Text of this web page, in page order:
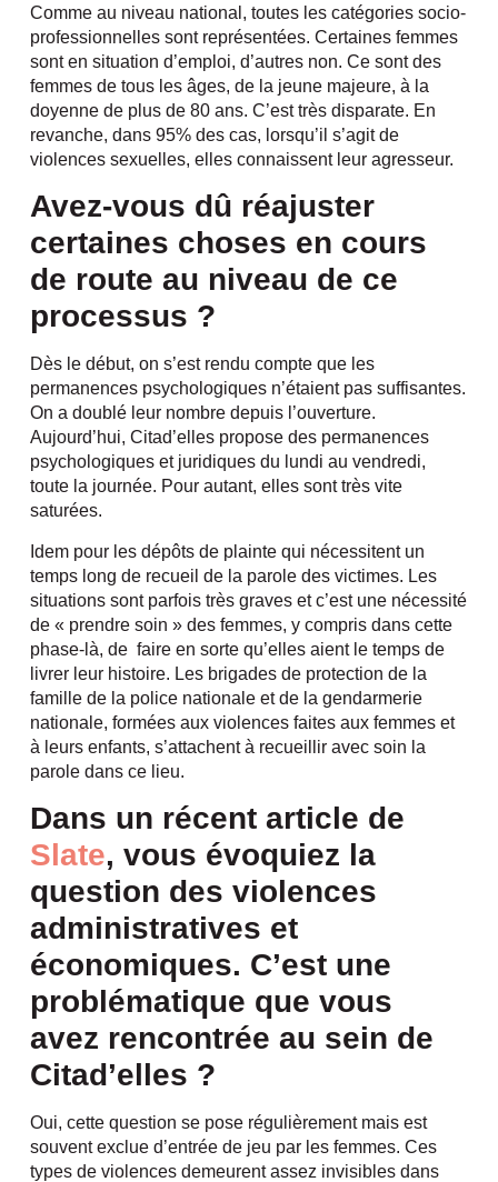
Comme au niveau national, toutes les catégories socio-
professionnelles sont représentées. Certaines femmes
sont en situation d’emploi, d’autres non. Ce sont des
femmes de tous les âges, de la jeune majeure, à la
doyenne de plus de 80 ans. C’est très disparate. En
revanche, dans 95% des cas, lorsqu’il s’agit de
violences sexuelles, elles connaissent leur agresseur.
Avez-vous dû réajuster
certaines choses en cours
de route au niveau de ce
processus ?
Dès le début, on s’est rendu compte que les
permanences psychologiques n’étaient pas suffisantes.
On a doublé leur nombre depuis l’ouverture.
Aujourd’hui, Citad’elles propose des permanences
psychologiques et juridiques du lundi au vendredi,
toute la journée. Pour autant, elles sont très vite
saturées.
Idem pour les dépôts de plainte qui nécessitent un
temps long de recueil de la parole des victimes. Les
situations sont parfois très graves et c’est une nécessité
de « prendre soin » des femmes, y compris dans cette
phase-là, de faire en sorte qu’elles aient le temps de
livrer leur histoire. Les brigades de protection de la
famille de la police nationale et de la gendarmerie
nationale, formées aux violences faites aux femmes et
à leurs enfants, s’attachent à recueillir avec soin la
parole dans ce lieu.
Dans un récent article de
Slate, vous évoquiez la
question des violences
administratives et
économiques. C’est une
problématique que vous
avez rencontrée au sein de
Citad’elles ?
Oui, cette question se pose régulièrement mais est
souvent exclue d’entrée de jeu par les femmes. Ces
types de violences demeurent assez invisibles dans